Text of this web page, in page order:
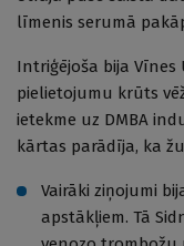
līmenis serumā
Intriģējoša bija
pielietojumu krūts
ietekme uz DMBA
kārtas parādīja, ka
Vairāki ziņojumi
apstākļiem. Tā